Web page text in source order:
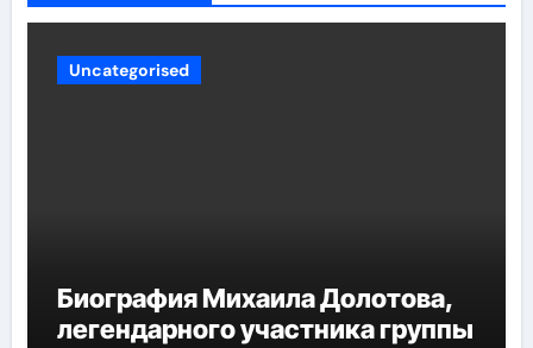
Uncategorised
Биография Михаила Долотова,
легендарного участника группы